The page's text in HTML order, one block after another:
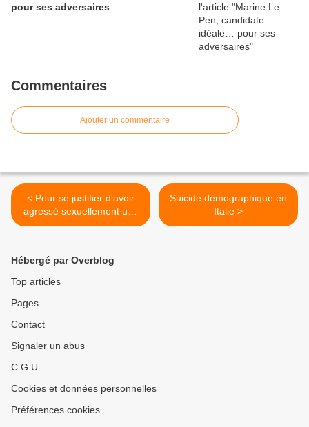
pour ses adversaires
Commentaires
Ajouter un commentaire
< Pour se justifier d'avoir
agressé sexuellement une
fillette de 8 ans, Slimane se
Suicide démographique en
Italie >
Hébergé par Overblog
Top articles
Pages
Contact
Signaler un abus
C.G.U.
Cookies et données personnelles
Préférences cookies